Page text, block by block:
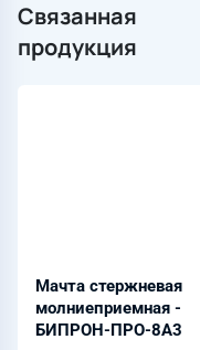
Связанная
продукция
Мачта стержневая
молниеприемная -
БИПРОН-ПРО-8А3